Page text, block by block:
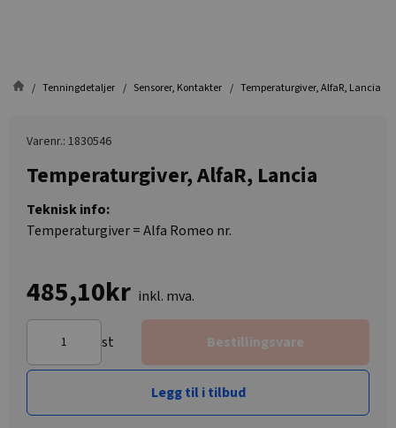
Tenningdetaljer Sensorer, Kontakter Temperaturgiver, AlfaR, Lancia
Varenr.: 1830546
Temperaturgiver, AlfaR, Lancia
Teknisk info:
Temperaturgiver = Alfa Romeo nr.
485,10kr inkl. mva.
st Bestillingsvare
Legg til i tilbud